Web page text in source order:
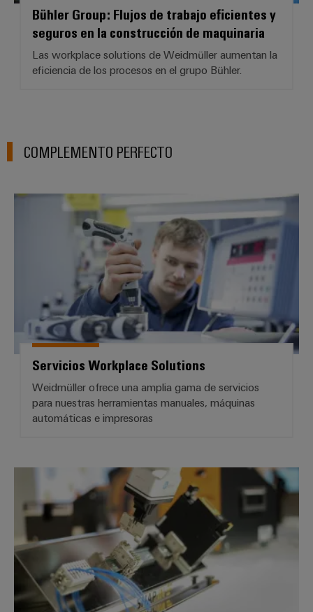
Bühler Group: Flujos de trabajo eficientes y
seguros en la construcción de maquinaria
Las workplace solutions de Weidmüller aumentan la
eficiencia de los procesos en el grupo Bühler.
COMPLEMENTO PERFECTO
Servicios Workplace Solutions
Servicios Workplace Solutions
Weidmüller ofrece una amplia gama de servicios
para nuestras herramientas manuales, máquinas
automáticas e impresoras
*SNAP IN to the future*